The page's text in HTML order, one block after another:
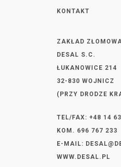
KONTAKT
ZAKŁAD
DESAL S.C.
ŁUKANOWICE 214
32-830 WOJNICZ
(PRZY DRODZE
TEL/FAX: +48 14
KOM. 696 767 233
E-MAIL:
WWW.DESAL.PL